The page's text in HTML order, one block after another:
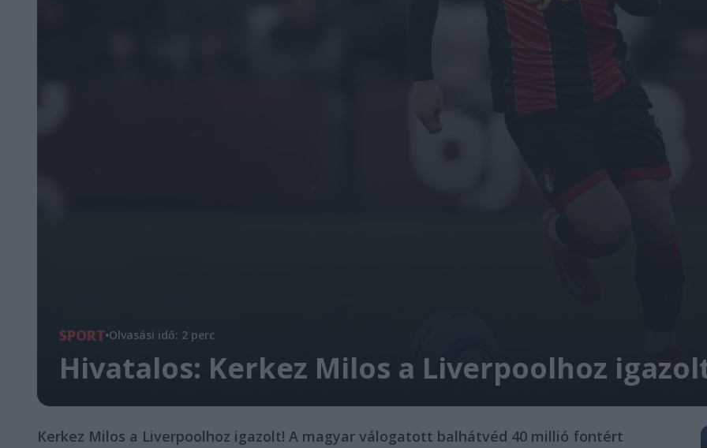
SPORT Olvasási idő: 2 perc
Hivatalos: Kerkez Milos a Liverpoolhoz
Kerkez Milos a Liverpoolhoz igazolt! A magyar válogatott balhátvéd 40 millió fontért